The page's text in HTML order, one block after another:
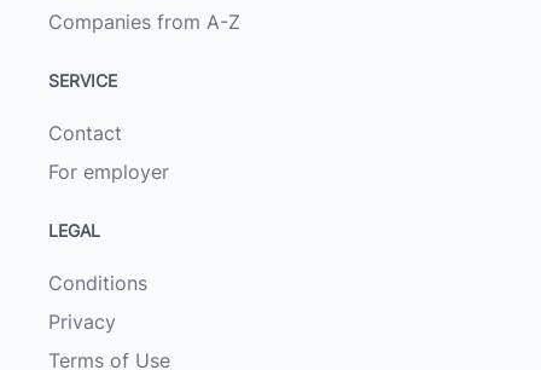
Companies from A-Z
SERVICE
Contact
For employer
LEGAL
Conditions
Privacy
Terms of Use